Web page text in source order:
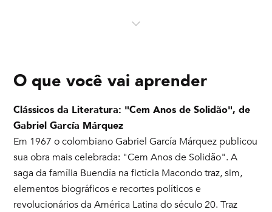
O que você vai aprender
Clássicos da Literatura: "Cem Anos de Solidão", de
Gabriel García Márquez
Em 1967 o colombiano Gabriel García Márquez publicou
sua obra mais celebrada: "Cem Anos de Solidão". A
saga da família Buendía na fictícia Macondo traz, sim,
elementos biográficos e recortes políticos e
revolucionários da América Latina do século 20. Traz